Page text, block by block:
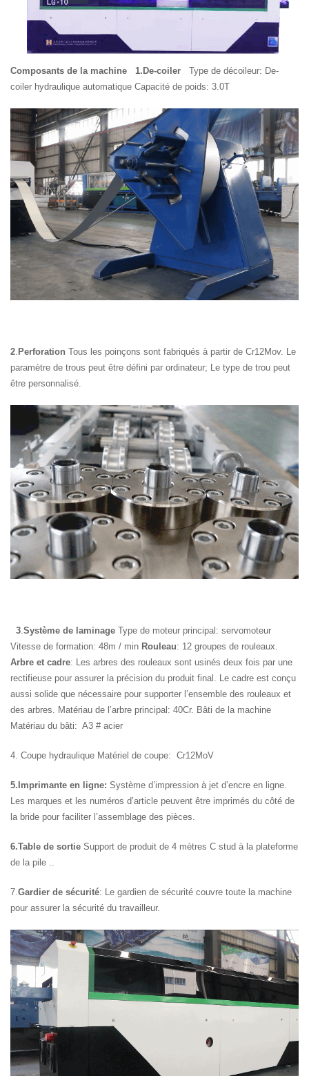
Composants de la machine 1.De-coiler Type de décoileur: De-
coiler hydraulique automatique Capacité de poids: 3.0T
2 Perforation Tous les poinçons sont fabriqués à partir de Cr12Mov. Le
paramètre de trous peut être défini par ordinateur; Le type de trou peut
être personnalisé.
3.Système de laminage Type de moteur principal: servomoteur
Vitesse de formation: 48m / min Rouleau: 12 groupes de rouleaux.
Arbre et cadre: Les arbres des rouleaux sont usinés deux fois par une
rectifieuse pour assurer la précision du produit final. Le cadre est conçu
aussi solide que nécessaire pour supporter l’ensemble des rouleaux et
des arbres. Matériau de l’arbre principal: 40Cr. Bâti de la machine
Matériau du bâti: A3 # acier
4. Coupe hydraulique Matériel de coupe: Cr12MoV
5.Imprimante en ligne: Système d’impression à jet d’encre en ligne.
Les marques et les numéros d’article peuvent être imprimés du côté de
la bride pour faciliter l’assemblage des pièces.
6.Table de sortie Support de produit de 4 mètres C stud à la plateforme
de la pile ..
7.Gardier de sécurité: Le gardien de sécurité couvre toute la machine
pour assurer la sécurité du travailleur.